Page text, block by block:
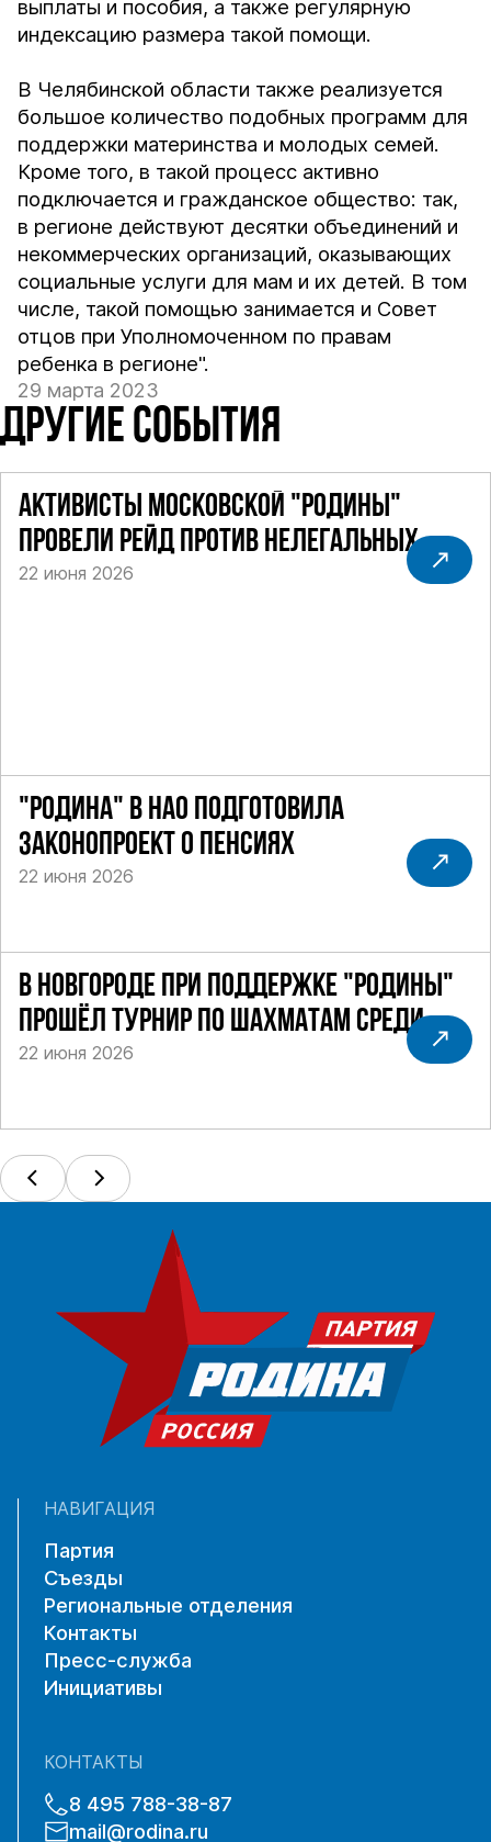
выплаты и пособия, а также регулярную
индексацию размера такой помощи.
В Челябинской области также реализуется
большое количество подобных программ для
поддержки материнства и молодых семей.
Кроме того, в такой процесс активно
подключается и гражданское общество: так,
в регионе действуют десятки объединений и
некоммерческих организаций, оказывающих
социальные услуги для мам и их детей. В том
числе, такой помощью занимается и Совет
отцов при Уполномоченном по правам
ребенка в регионе".
29 марта 2023
ДРУГИЕ СОБЫТИЯ
АКТИВИСТЫ МОСКОВСКОЙ "РОДИНЫ"
ПРОВЕЛИ РЕЙД ПРОТИВ НЕЛЕГАЛЬНЫХ
ТАКСИ
22 июня 2026
"РОДИНА" В НАО ПОДГОТОВИЛА
ЗАКОНОПРОЕКТ О ПЕНСИЯХ
22 июня 2026
В НОВГОРОДЕ ПРИ ПОДДЕРЖКЕ "РОДИНЫ"
ПРОШЁЛ ТУРНИР ПО ШАХМАТАМ СРЕДИ
СИЛОВИКОВ
22 июня 2026
НАВИГАЦИЯ
Партия
Съезды
Региональные отделения
Контакты
Пресс-служба
Инициативы
КОНТАКТЫ
8 495 788-38-87
mail@rodina.ru